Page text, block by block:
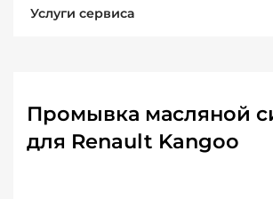
Услуги сервиса
Промывка масляной
для Renault Kangoo